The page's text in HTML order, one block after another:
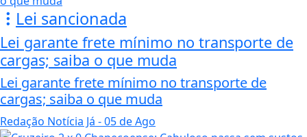
Lei sancionada
Lei garante frete mínimo no transporte de
cargas; saiba o que muda
Lei garante frete mínimo no transporte de
cargas; saiba o que muda
Redação Notícia Já - 05 de Ago